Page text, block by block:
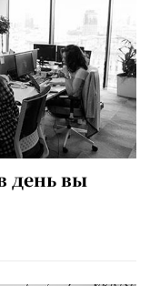
день вы